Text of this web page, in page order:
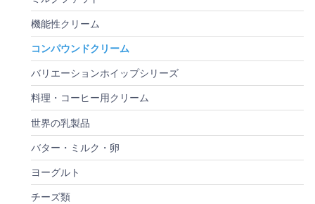
機能性クリーム
コンパウンドクリーム
バリエーションホイップシリーズ
料理・コーヒー用クリーム
世界の乳製品
バター・ミルク・卵
ヨーグルト
チーズ類